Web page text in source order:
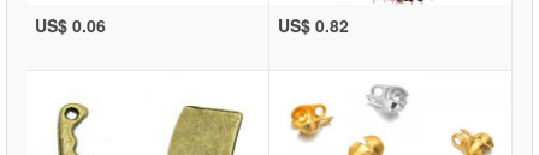
US$ 0.06 US$ 0.82